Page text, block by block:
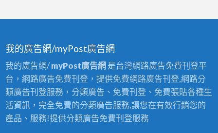
我的廣告網/myPost廣告網
我的廣告網/myPost廣告網 是台灣網路廣告免費刊登平
台，網路廣告免費刊登，提供免費網路廣告刊登,網路分
類廣告刊登服務，分類廣告、免費刊登、免費張貼各種生
活資訊，完全免費的分類廣告服務,讓您在有效行銷您的
產品、服務!提供分類廣告免費刊登服務